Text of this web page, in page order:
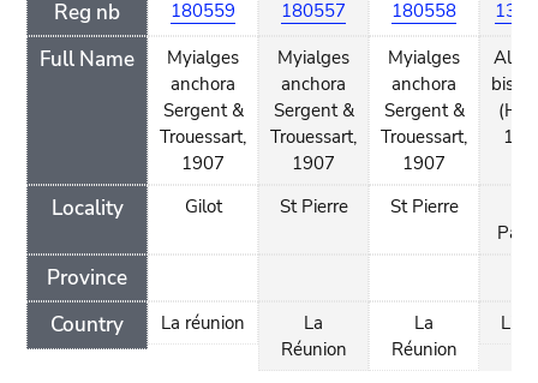
Reg nb
Full Name
Locality
Province
Country
180559
Myialges
anchora
Sergent &
Trouessart,
1907
Gilot
La réunion
180557
Myialges
anchora
Sergent &
Trouessart,
1907
St Pierre
La
Réunion
180558
Myialges
anchora
Sergent &
Trouessart,
1907
St Pierre
La
Réunion